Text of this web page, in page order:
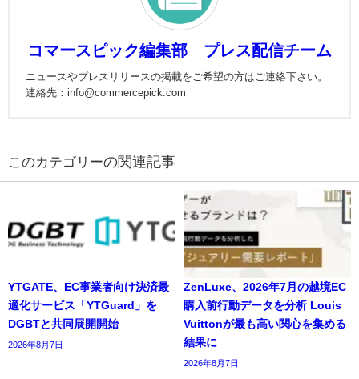
コマースピック編集部 プレス配信チーム
ニュースやプレスリリースの掲載をご希望の方はご連絡下さい。
連絡先：info@commercepick.com
の関連記事
YTGATE、EC事業者向け決済最
適化サービス「YTGuard」を
DGBTと共同展開開始
2026年8月7日
ZenLuxe、2026年7月の越境EC
購入前行動データを分析 Louis
Vuittonが最も高い関心を集める
結果に
2026年8月7日